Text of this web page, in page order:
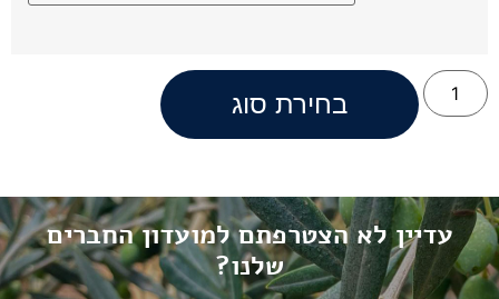
בחירת סוג
עדיין לא הצטרפתם למועדון החברים
שלנו?